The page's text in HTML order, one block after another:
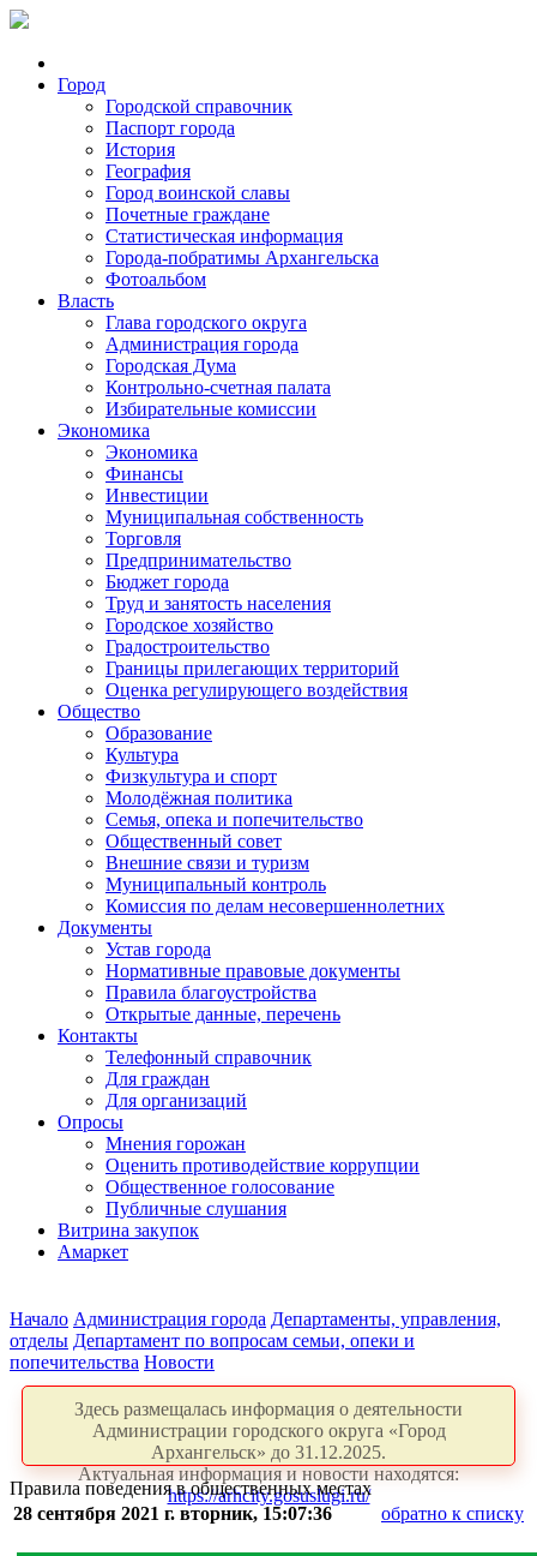
Город
Городской справочник
Паспорт города
История
География
Город воинской славы
Почетные граждане
Статистическая информация
Города-побратимы Архангельска
Фотоальбом
Власть
Глава городского округа
Администрация города
Городская Дума
Контрольно-счетная палата
Избирательные комиссии
Экономика
Экономика
Финансы
Инвестиции
Муниципальная собственность
Торговля
Предпринимательство
Бюджет города
Труд и занятость населения
Городское хозяйство
Градостроительство
Границы прилегающих территорий
Оценка регулирующего воздействия
Общество
Образование
Культура
Физкультура и спорт
Молодёжная политика
Семья, опека и попечительство
Общественный совет
Внешние связи и туризм
Муниципальный контроль
Комиссия по делам несовершеннолетних
Документы
Устав города
Нормативные правовые документы
Правила благоустройства
Открытые данные, перечень
Контакты
Телефонный справочник
Для граждан
Для организаций
Опросы
Мнения горожан
Оценить противодействие коррупции
Общественное голосование
Публичные слушания
Витрина закупок
Амаркет
Начало Администрация города Департаменты, управления,
отделы Департамент по вопросам семьи, опеки и
попечительства Новости
Здесь размещалась информация о деятельности
Администрации городского округа «Город
Архангельск» до 31.12.2025.
Актуальная информация и новости находятся:
https://arhcity.gosuslugi.ru/
Правила поведения в общественных местах
28 сентября 2021 г. вторник, 15:07:36
обратно к списку